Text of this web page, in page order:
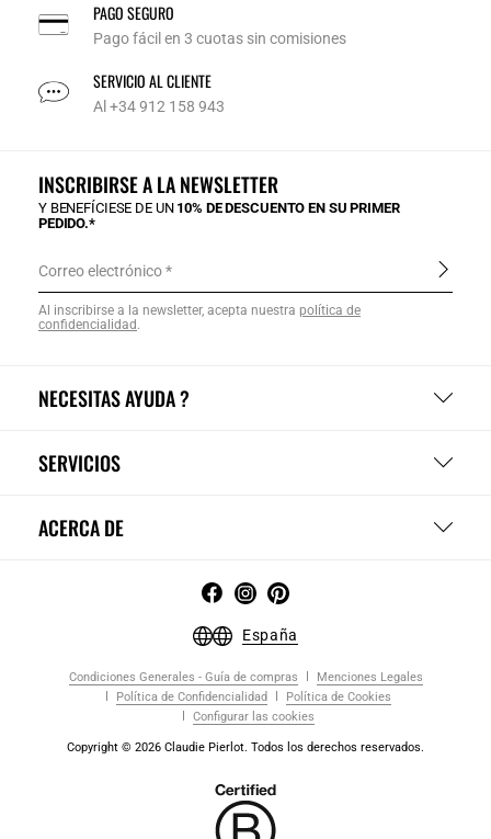
PAGO SEGURO
Pago fácil en 3 cuotas sin comisiones
SERVICIO AL CLIENTE
Al +34 912 158 943
NECESITAS AYUDA ?
SERVICIOS
ACERCA DE
INSCRIBIRSE A LA NEWSLETTER
Y BENEFÍCIESE DE UN 10% DE DESCUENTO EN SU PRIMER
PEDIDO.*
Correo electrónico
Al inscribirse a la newsletter, acepta nuestra política de
confidencialidad.
España
Condiciones Generales - Guía de compras
Menciones Legales
Política de Confidencialidad
Política de Cookies
Configurar las cookies
Copyright © 2026 Claudie Pierlot. Todos los derechos reservados.